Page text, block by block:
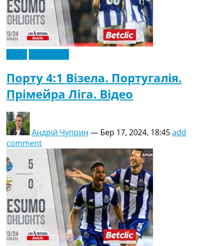
Порту 4:1 Візела. Португалія.
Прімейра Ліга. Відео
Андрій Чуприн — Бер 17, 2024, 18:45add
comment